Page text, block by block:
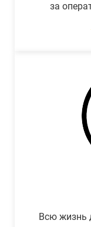
за
Всю жизнь